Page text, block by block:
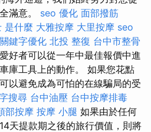
滿意。 seo 優化 面部撥筋
是什麼 大雅按摩 大里按摩 seo
關鍵字優化 北投 整復 台中市整骨
好者可以從一年中最佳報價中進
庫工具上的動作。 如果您花點
以避免成為可怕的在線騙局的受
搜尋 台中油壓 台中按摩排毒
部按摩 按摩 小腿 如果由於任何
天提款期之後的旅行價值，則將